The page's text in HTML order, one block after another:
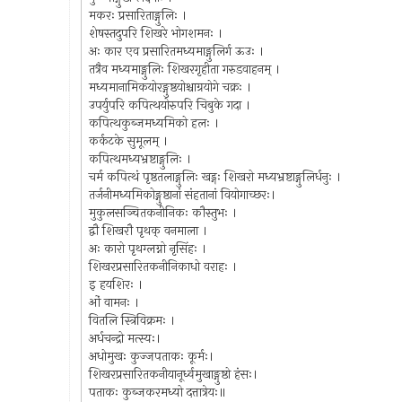
मकरः प्रसारिताङ्गुलिः ।
शेषस्तदुपरि शिखरे भोगशमनः ।
अः कार एव प्रसारितमध्यमाङ्गुलिर्ग ऊउः ।
तत्रैव मध्यमाङ्गुलिः शिखरगृहीता गरुडवाहनम् ।
मध्यमानामिकयोरङ्गुष्ठयोश्चाग्रयोगे चक्रः ।
उपर्युपरि कपित्थयोरुपरि चिबुके गदा ।
कपित्थकुब्जमध्यमिको हलः ।
कर्कटके सुमूलम् ।
कपित्थमध्यभ्रष्टाङ्गुलिः ।
चर्म कपित्थं पृष्ठतलाङ्गुलिः खड्गः शिखरो मध्यभ्रष्टाङ्गुलिर्धनुः ।
तर्जनीमध्यमिकोङ्गुष्ठानां संहतानां वियोगाच्छरः।
मुकुलसञ्चितकनीनिकः कौस्तुभः ।
द्वौ शिखरौ पृथक् वनमाला ।
अः कारो पृथग्लग्नो नृसिंहः ।
शिखरप्रसारितकनीनिकाधो वराहः ।
इ हयशिरः ।
ओं वामनः ।
वितलि स्त्रिविक्रमः ।
अर्धचन्द्रो मत्स्यः।
अधोमुखः कुज्जपताकः कूर्मः।
शिखरप्रसारितकनीयानूर्ध्वमुखाङ्गुष्ठो हंसः।
पताकः कुब्जकरमध्यो दत्तात्रेयः॥